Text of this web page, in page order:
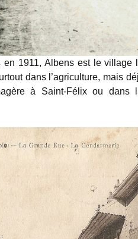
en 1911, Albens est le
dans l’agriculture, mais
à Saint-Félix ou dans